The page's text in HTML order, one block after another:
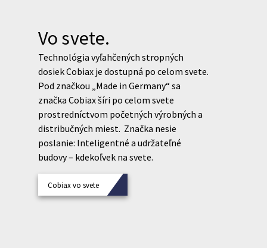
Vo svete.
Technológia vyľahčených stropných
dosiek Cobiax je dostupná po celom svete.
Pod značkou „Made in Germany“ sa
značka Cobiax šíri po celom svete
prostredníctvom početných výrobných a
distribučných miest. Značka nesie
poslanie: Inteligentné a udržateľné
budovy – kdekoľvek na svete.
Cobiax vo svete